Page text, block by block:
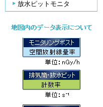
放水ピットモニタ